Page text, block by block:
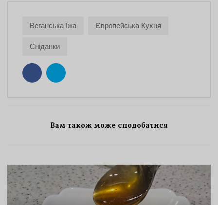
Веганська Їжа
Європейська Кухня
Сніданки
Вам також може сподобатися